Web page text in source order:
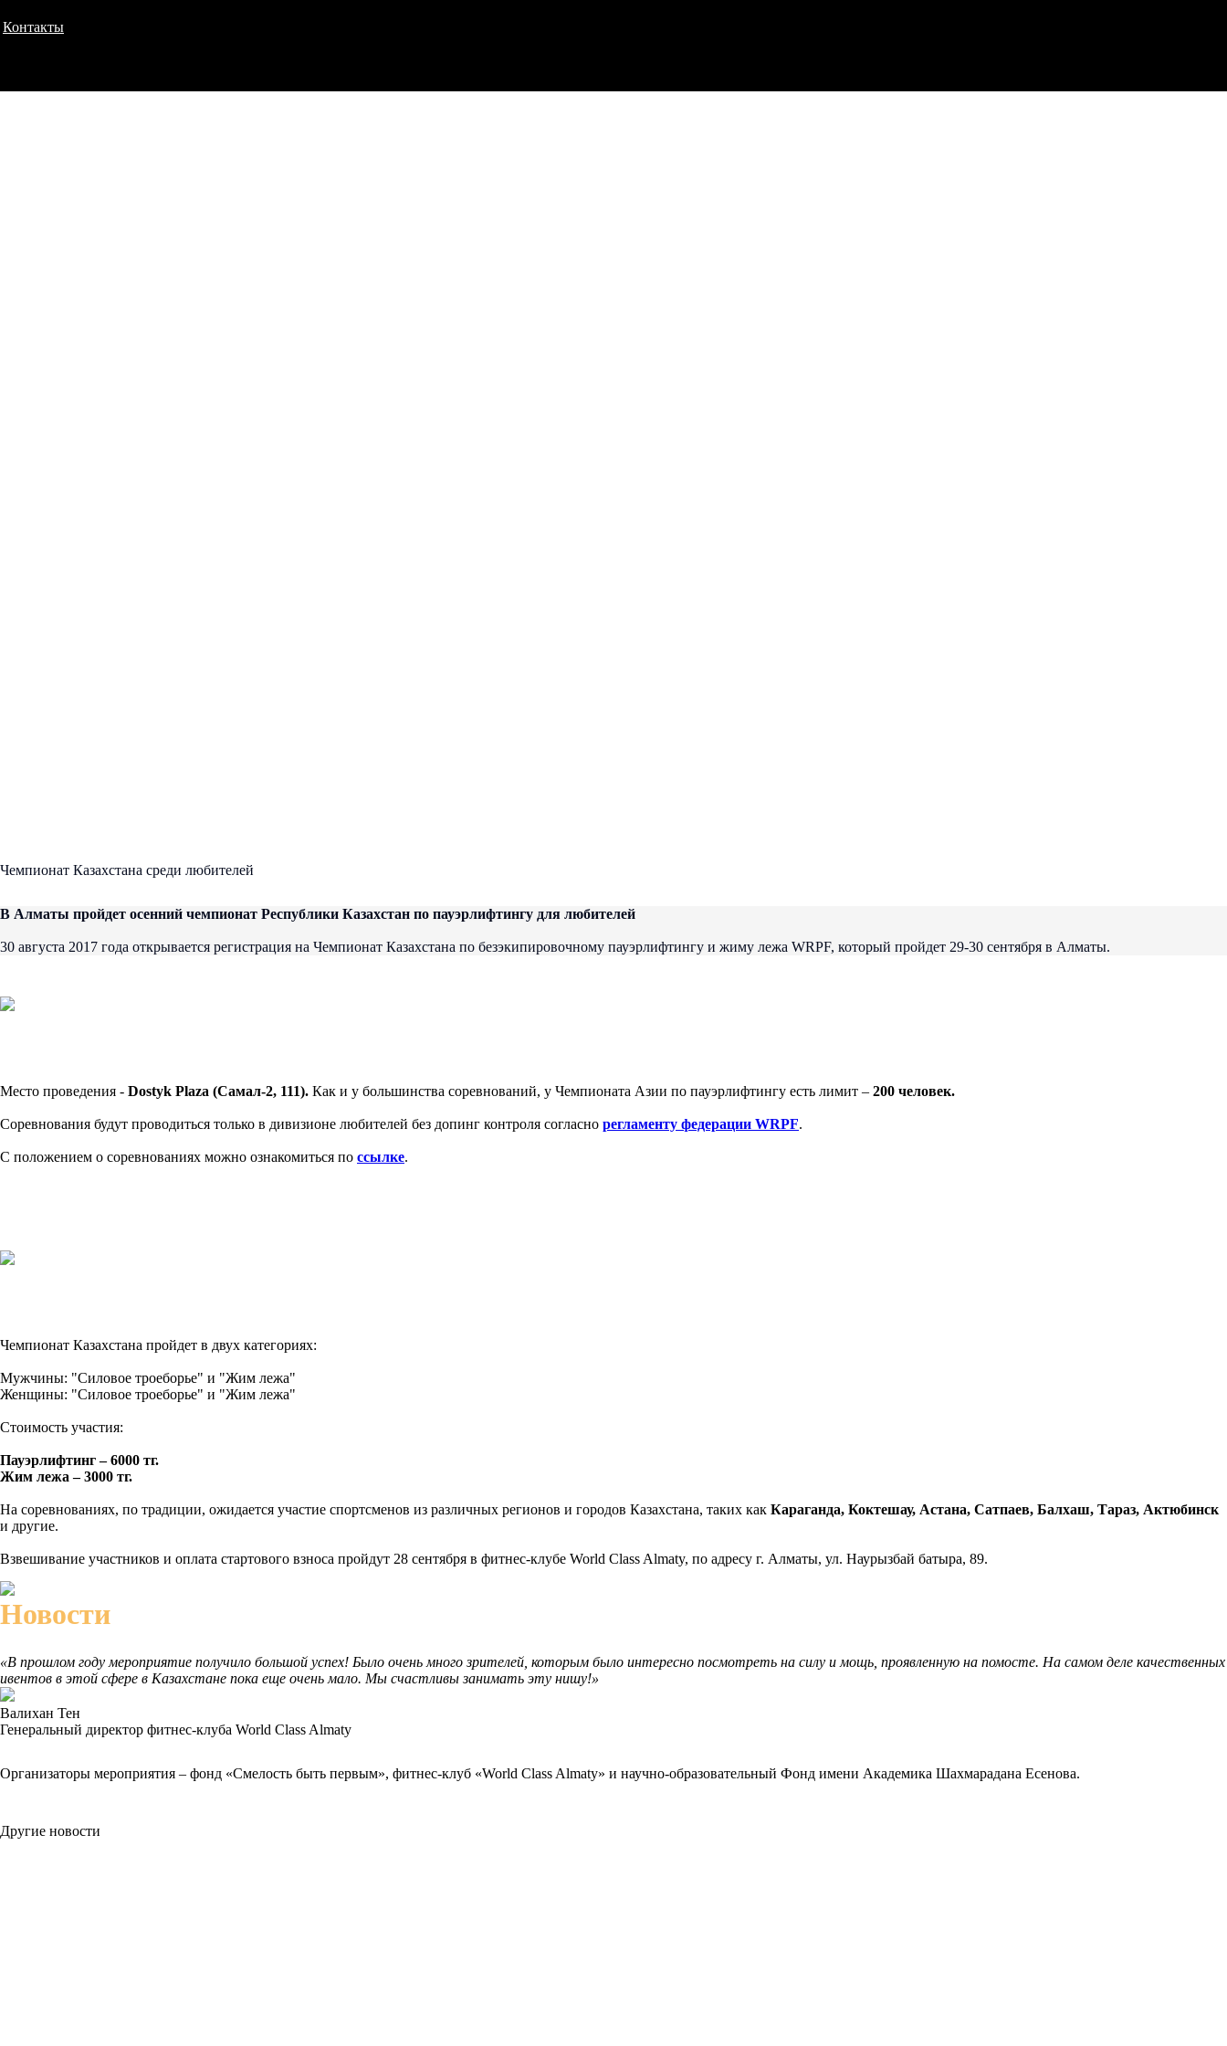
Контакты
Новости
Чемпионат Казахстана среди любителей
В Алматы пройдет осенний чемпионат Республики Казахстан по пауэрлифтингу для любителей
30 августа 2017 года открывается регистрация на Чемпионат Казахстана по безэкипировочному пауэрлифтингу и жиму лежа WRPF, который пройдет 29-30 сентября в Алматы.
Место проведения - Dostyk Plaza (Самал-2, 111). Как и у большинства соревнований, у Чемпионата Азии по пауэрлифтингу есть лимит – 200 человек.
Соревнования будут проводиться только в дивизионе любителей без допинг контроля согласно регламенту федерации WRPF.
С положением о соревнованиях можно ознакомиться по ссылке.
Чемпионат Казахстана пройдет в двух категориях:
Мужчины: "Силовое троеборье" и "Жим лежа"
Женщины: "Силовое троеборье" и "Жим лежа"
Стоимость участия:
Пауэрлифтинг – 6000 тг.
Жим лежа – 3000 тг.
На соревнованиях, по традиции, ожидается участие спортсменов из различных регионов и городов Казахстана, таких как Караганда, Коктешау, Астана, Сатпаев, Балхаш, Тараз, Актюбинск
и другие.
Взвешивание участников и оплата стартового взноса пройдут 28 сентября в фитнес-клубе World Class Almaty, по адресу г. Алматы, ул. Наурызбай батыра, 89.
«В прошлом году мероприятие получило большой успех! Было очень много зрителей, которым было интересно посмотреть на силу и мощь, проявленную на помосте. На самом деле качественных
ивентов в этой сфере в Казахстане пока еще очень мало. Мы счастливы занимать эту нишу!»
Валихан Тен
Генеральный директор фитнес-клуба World Class Almaty
Организаторы мероприятия – фонд «Смелость быть первым», фитнес-клуб «World Class Almaty» и научно-образовательный Фонд имени Академика Шахмарадана Есенова.
Другие новости